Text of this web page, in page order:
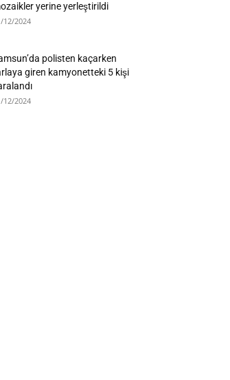
yerine yerleştirildi
12/2024
polisten kaçarken
giren kamyonetteki 5 kişi
12/2024